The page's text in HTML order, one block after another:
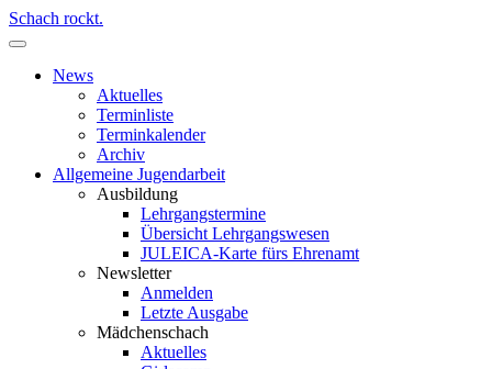
Schach rockt.
News
Aktuelles
Terminliste
Terminkalender
Archiv
Allgemeine Jugendarbeit
Ausbildung
Lehrgangstermine
Übersicht Lehrgangswesen
JULEICA-Karte fürs Ehrenamt
Newsletter
Anmelden
Letzte Ausgabe
Mädchenschach
Aktuelles